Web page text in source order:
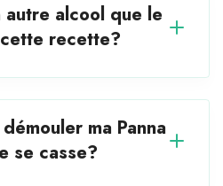
autre alcool que le
recette?
ma Panna
se casse?